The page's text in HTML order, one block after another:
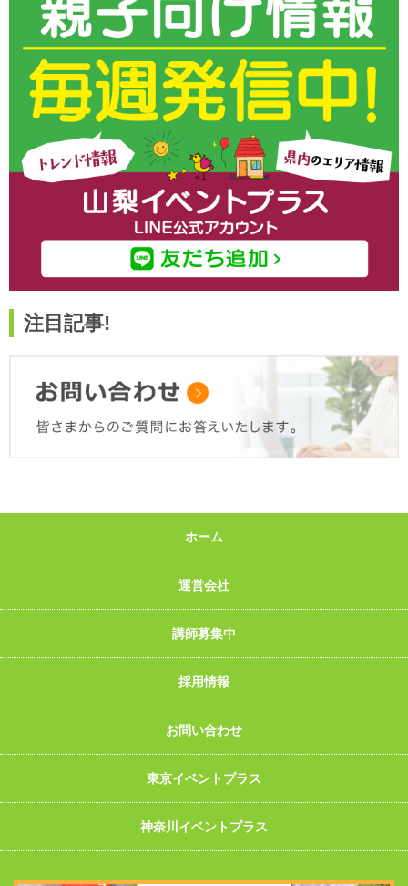
注目記事!
ホーム
運営会社
講師募集中
採用情報
お問い合わせ
東京イベントプラス
神奈川イベントプラス